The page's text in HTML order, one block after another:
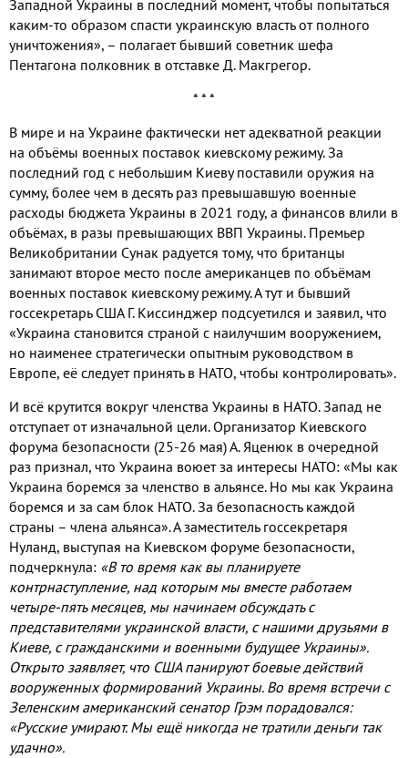
Западной Украины в последний момент, чтобы попытаться
каким-то образом спасти украинскую власть от полного
уничтожения», – полагает бывший советник шефа
Пентагона полковник в отставке Д. Макгрегор.
* * *
В мире и на Украине фактически нет адекватной реакции
на объёмы военных поставок киевскому режиму. За
последний год с небольшим Киеву поставили оружия на
сумму, более чем в десять раз превышавшую военные
расходы бюджета Украины в 2021 году, а финансов влили в
объёмах, в разы превышающих ВВП Украины. Премьер
Великобритании Сунак радуется тому, что британцы
занимают второе место после американцев по объёмам
военных поставок киевскому режиму. А тут и бывший
госсекретарь США Г. Киссинджер подсуетился и заявил, что
«Украина становится страной с наилучшим вооружением,
но наименее стратегически опытным руководством в
Европе, её следует принять в НАТО, чтобы контролировать».
И всё крутится вокруг членства Украины в НАТО. Запад не
отступает от изначальной цели. Организатор Киевского
форума безопасности (25-26 мая) А. Яценюк в очередной
раз признал, что Украина воюет за интересы НАТО: «Мы как
Украина боремся за членство в альянсе. Но мы как Украина
боремся и за сам блок НАТО. За безопасность каждой
страны – члена альянса». А заместитель госсекретаря
Нуланд, выступая на Киевском форуме безопасности,
подчеркнула: «В то время как вы планируете
контрнаступление, над которым мы вместе работаем
четыре-пять месяцев, мы начинаем обсуждать с
представителями украинской власти, с нашими друзьями в
Киеве, с гражданскими и военными будущее Украины».
Открыто заявляет, что США панируют боевые действий
вооруженных формирований Украины. Во время встречи с
Зеленским американский сенатор Грэм порадовался:
«Русские умирают. Мы ещё никогда не тратили деньги так
удачно».